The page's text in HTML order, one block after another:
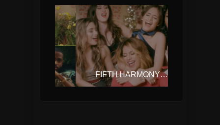
FIFTH HARMONY – ALL I WANT FOR CHRISTMAS IS YOU